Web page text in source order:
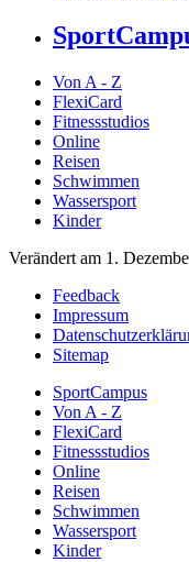
Von A - Z
FlexiCard
Fitnessstudios
Online
Reisen
Schwimmen
Wassersport
Kinder
Verändert am 1.
Feedback
Impressum
Sitemap
SportCampus
Von A - Z
FlexiCard
Fitnessstudios
Online
Reisen
Schwimmen
Wassersport
Kinder